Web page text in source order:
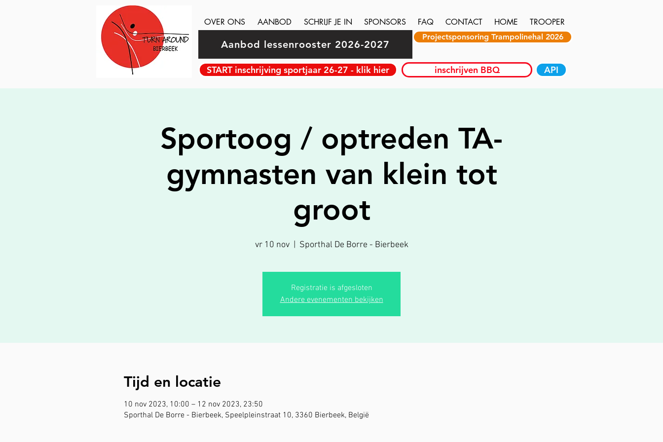
OVER ONS AANBOD SCHRIJF JE IN SPONSORS FAQ CONTACT HOME TROOPER
Aanbod lessenrooster 2026-2027
Projectsponsoring Trampolinehal 2026
START inschrijving sportjaar 26-27 - klik hier inschrijven BBQ API
Sportoog / optreden TA-
gymnasten van klein tot
groot
vr 10 nov
  |
Sporthal De Borre - Bierbeek
Registratie is afgesloten
Andere evenementen bekijken
Tijd en locatie
10 nov 2023, 10:00 – 12 nov 2023, 23:50
Sporthal De Borre - Bierbeek, Speelpleinstraat 10, 3360 Bierbeek, België